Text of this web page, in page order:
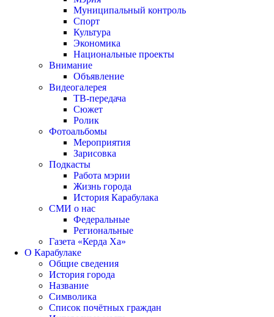
Муниципальный контроль
Спорт
Культура
Экономика
Национальные проекты
Внимание
Объявление
Видеогалерея
ТВ-передача
Сюжет
Ролик
Фотоальбомы
Мероприятия
Зарисовка
Подкасты
Работа мэрии
Жизнь города
История Карабулака
СМИ о нас
Федеральные
Региональные
Газета «Керда Ха»
О Карабулаке
Общие сведения
История города
Название
Символика
Список почётных граждан